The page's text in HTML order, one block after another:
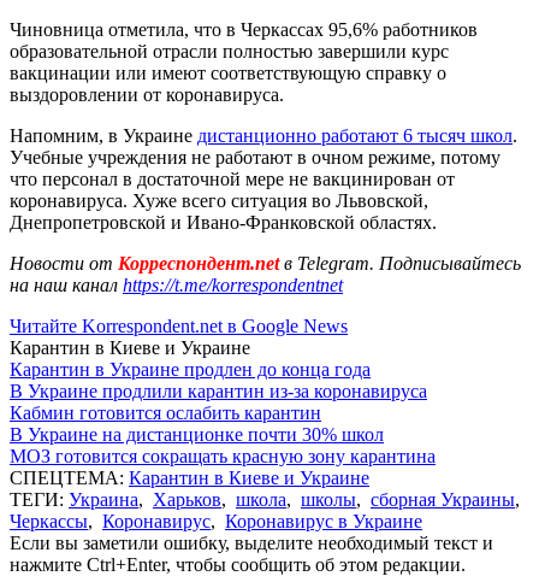
Чиновница отметила, что в Черкассах 95,6% работников
образовательной отрасли полностью завершили курс
вакцинации или имеют соответствующую справку о
выздоровлении от коронавируса.
Напомним, в Украине дистанционно работают 6 тысяч школ.
Учебные учреждения не работают в очном режиме, потому
что персонал в достаточной мере не вакцинирован от
коронавируса. Хуже всего ситуация во Львовской,
Днепропетровской и Ивано-Франковской областях.
Новости от Корреспондент.netв Telegram. Подписывайтесь
на наш канал https://t.me/korrespondentnet
Читайте Korrespondent.net в Google News
Карантин в Киеве и Украине
Карантин в Украине продлен до конца года
В Украине продлили карантин из-за коронавируса
Кабмин готовится ослабить карантин
В Украине на дистанционке почти 30% школ
МОЗ готовится сокращать красную зону карантина
СПЕЦТЕМА: Карантин в Киеве и Украине
ТЕГИ: Украина, Харьков, школа, школы, сборная Украины,
Черкассы, Коронавирус, Коронавирус в Украине
Если вы заметили ошибку, выделите необходимый текст и
нажмите Ctrl+Enter, чтобы сообщить об этом редакции.